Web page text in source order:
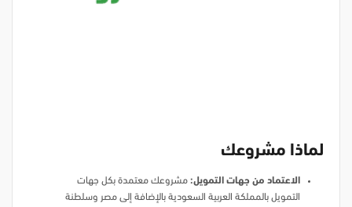
لماذا مشروعك
الاعتماد من جهات التمويل: مشروعك معتمدة بكل جهات
التمويل بالمملكة العربية السعودية بالإضافة إلى مصر وسلطنة